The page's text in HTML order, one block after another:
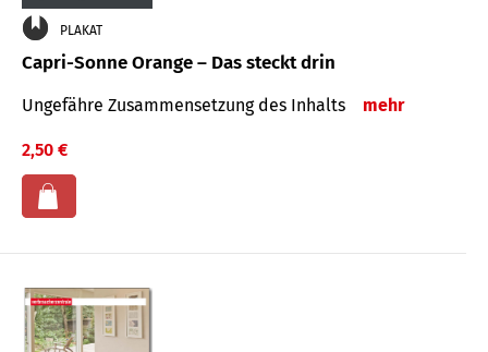
PLAKAT
Capri-Sonne Orange – Das steckt drin
Ungefähre Zu­sammen­setzung des Inhalts mehr
2,50 €